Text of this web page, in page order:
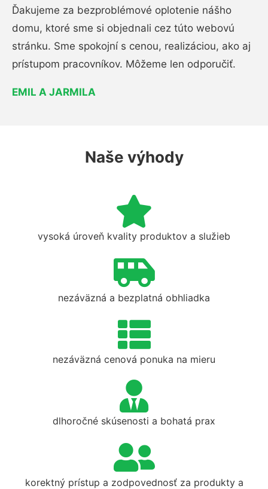
Ďakujeme za bezproblémové oplotenie nášho
domu, ktoré sme si objednali cez túto webovú
stránku. Sme spokojní s cenou, realizáciou, ako aj
prístupom pracovníkov. Môžeme len odporučiť.
EMIL A JARMILA
Naše výhody
vysoká úroveň kvality produktov a služieb
nezáväzná a bezplatná obhliadka
nezáväzná cenová ponuka na mieru
dlhoročné skúsenosti a bohatá prax
korektný prístup a zodpovednosť za produkty a